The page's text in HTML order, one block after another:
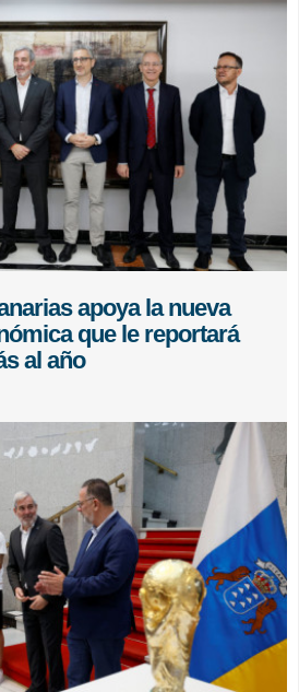
apoya la nueva
que le reportará
al año